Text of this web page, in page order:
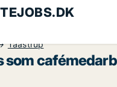
Taastrup
som